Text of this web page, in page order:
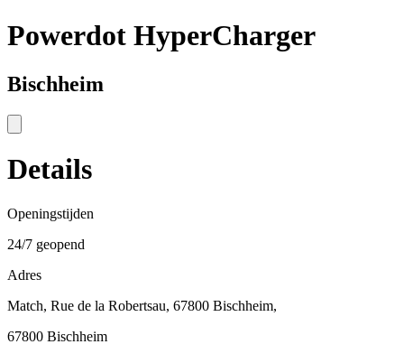
Powerdot HyperCharger
Bischheim
Details
Openingstijden
24/7 geopend
Adres
Match, Rue de la Robertsau, 67800 Bischheim,
67800 Bischheim